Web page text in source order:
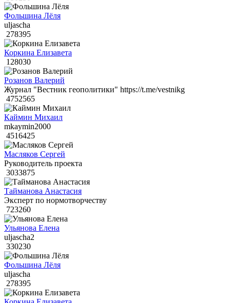
Фольшина Лёля
uljascha
278395
Коркина Елизавета
128030
Розанов Валерий
Журнал "Вестник геополитики" https://t.me/vestnikg
4752565
Каймин Михаил
mkaymin2000
4516425
Масляков Сергей
Руководитель проекта
3033875
Тайманова Анастасия
Эксперт по нормотворчеству
723260
Ульянова Елена
uljascha2
330230
Фольшина Лёля
uljascha
278395